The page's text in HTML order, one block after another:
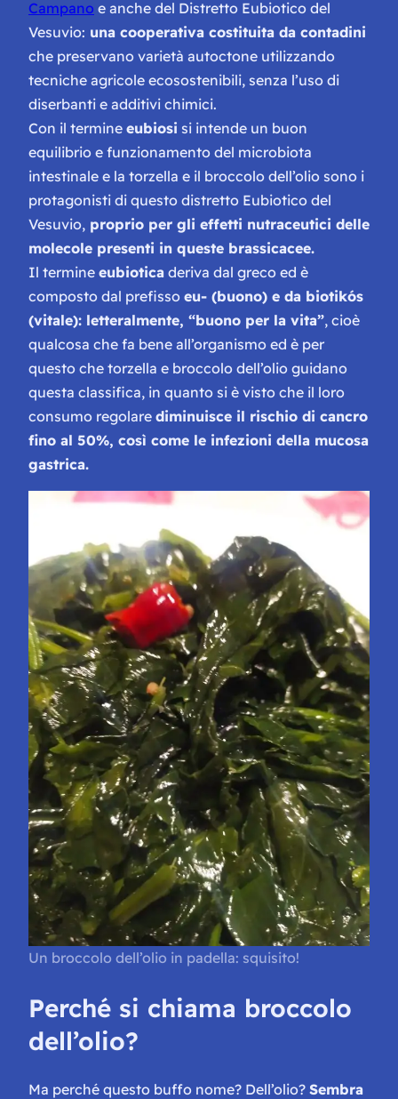
Campano e anche del Distretto Eubiotico del
Vesuvio: una cooperativa costituita da contadini
che preservano varietà autoctone utilizzando
tecniche agricole ecosostenibili, senza l’uso di
diserbanti e additivi chimici.
Con il termine eubiosi si intende un buon
equilibrio e funzionamento del microbiota
intestinale e la torzella e il broccolo dell’olio sono i
protagonisti di questo distretto Eubiotico del
Vesuvio, proprio per gli effetti nutraceutici delle
molecole presenti in queste brassicacee.
Il termine eubiotica deriva dal greco ed è
composto dal prefisso eu- (buono) e da biotikós
(vitale): letteralmente, “buono per la vita”, cioè
qualcosa che fa bene all’organismo ed è per
questo che torzella e broccolo dell’olio guidano
questa classifica, in quanto si è visto che il loro
consumo regolare diminuisce il rischio di cancro
fino al 50%, così come le infezioni della mucosa
gastrica.
Un broccolo dell’olio in padella: squisito!
Perché si chiama broccolo
dell’olio?
Ma perché questo buffo nome? Dell’olio? Sembra